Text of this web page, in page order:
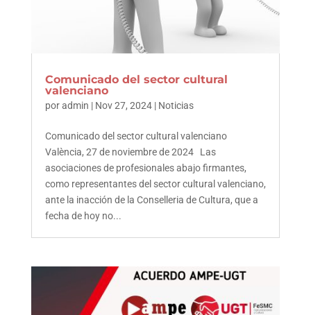
Comunicado del sector cultural
valenciano
poradmin | Nov 27, 2024| Noticias
Comunicado del sector cultural valenciano
València, 27 de noviembre de 2024 Las
asociaciones de profesionales abajo firmantes,
como representantes del sector cultural valenciano,
ante la inacción de la Conselleria de Cultura, que a
fecha de hoy no...